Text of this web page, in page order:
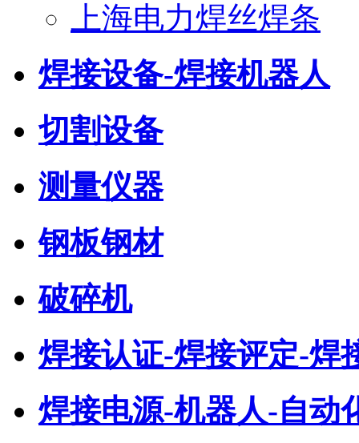
上海电力焊丝焊条
焊接设备-焊接机器人
切割设备
测量仪器
钢板钢材
破碎机
焊接认证-焊接评定-焊
焊接电源-机器人-自动